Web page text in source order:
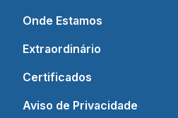
Onde Estamos
Extraordinário
Certificados
Aviso de Privacidade